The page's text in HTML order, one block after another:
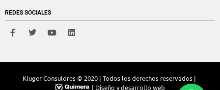
REDES SOCIALES
Kluger Consulores © 2020 | Todos los derechos reservados |
| Diseño y desarrollo web